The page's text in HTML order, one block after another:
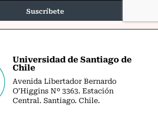
Universidad de Santiago de
Chile
Avenida Libertador Bernardo
O’Higgins Nº 3363. Estación
Central. Santiago. Chile.